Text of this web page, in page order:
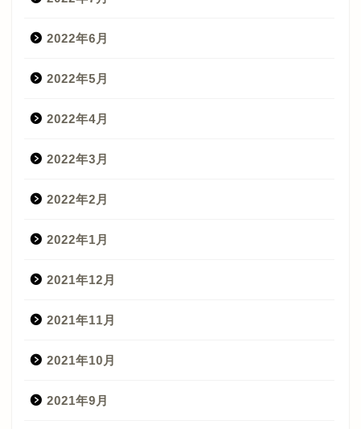
2022年6月
2022年5月
2022年4月
2022年3月
2022年2月
2022年1月
2021年12月
2021年11月
2021年10月
2021年9月